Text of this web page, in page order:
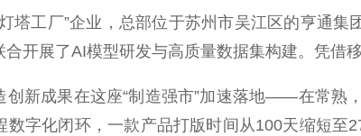
工厂”企业，总部位于苏州市吴江区的亨通集
开展了AI模型研发与高质量数据集构建。凭借
成果在这座“制造强市”加速落地——在常熟，
数字化闭环，一款产品打版时间从100天缩短